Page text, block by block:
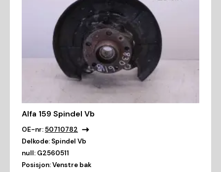
Alfa 159 Spindel Vb
OE-nr:50710782
Delkode: Spindel Vb
null: G2560511
Posisjon:Venstre bak